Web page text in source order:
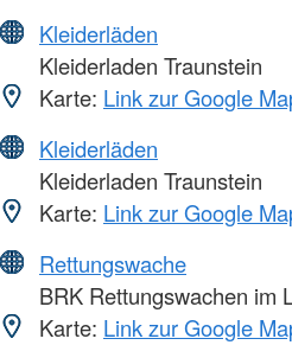
Kleiderläden
Kleiderladen Traunstein
Karte: Link zur Google
Kleiderläden
Kleiderladen Traunstein
Karte: Link zur Google
Rettungswache
BRK Rettungswachen im
Karte: Link zur Google